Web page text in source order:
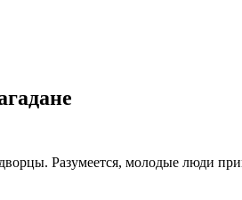
Разумеется, молодые люди